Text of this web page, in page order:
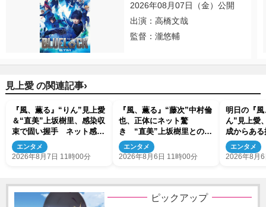
2026年08月07日（金）公開
出演：高橋文哉
監督：瀧悠輔
見上愛 の関連記事›
『風、薫る』“りん”見上愛
＆“直美”上坂樹里、感染収
束で固い握手 ネット感動
「このバディは最強」「ア
ツい」
エンタメ
2026年8月7日 11時00分
『風、薫る』“藤次”中村倫
也、正体にネット驚
き “直美”上坂樹里との出
会いにも反響「力になって
くれそう」「仲良くしな
エンタメ
2026年8月6日 11時00分
明日の『
ん”見上愛
成からあ
エンタメ
2026年8月
ピックアップ